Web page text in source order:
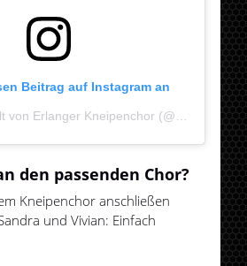
Beitrag auf Instagram an
den passenden Chor?
Kneipenchor anschließen
und Vivian: Einfach